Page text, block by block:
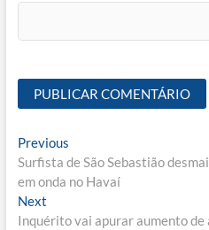
Navegação
de
Post
PreviousPrevious
post:
Surfista de São Sebastião
em onda no Havaí
NextNext
post:
Inquérito vai apurar aumento